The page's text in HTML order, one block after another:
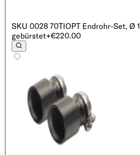
SKU 0028 70TIOPT Endrohr-Set, Ø
gebürstet+€220.00